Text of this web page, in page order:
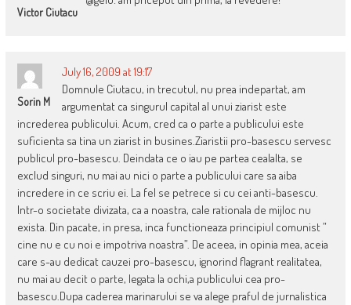
Victor Ciutacu
Sorin M
July 16, 2009 at 19:17
Domnule Ciutacu, in trecutul, nu prea indepartat, am
argumentat ca singurul capital al unui ziarist este
increderea publicului. Acum, cred ca o parte a publicului este
suficienta sa tina un ziarist in busines.Ziaristii pro-basescu servesc
publicul pro-basescu. Deindata ce o iau pe partea cealalta, se
exclud singuri, nu mai au nici o parte a publicului care sa aiba
incredere in ce scriu ei. La fel se petrece si cu cei anti-basescu.
Intr-o societate divizata, ca a noastra, cale rationala de mijloc nu
exista. Din pacate, in presa, inca functioneaza principiul comunist ”
cine nu e cu noi e impotriva noastra”. De aceea, in opinia mea, aceia
care s-au dedicat cauzei pro-basescu, ignorind flagrant realitatea,
nu mai au decit o parte, legata la ochi,a publicului cea pro-
basescu.Dupa caderea marinarului se va alege praful de jurnalistica